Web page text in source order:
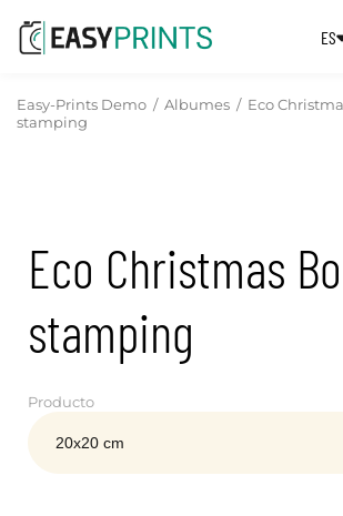
ES
Easy-Prints Demo / Albumes / Eco
stamping
Eco Christmas
stamping
Producto